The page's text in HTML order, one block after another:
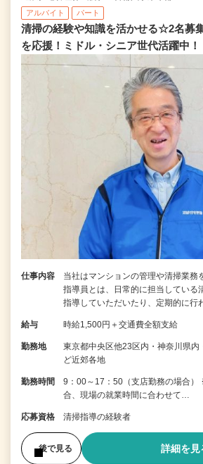
アルバイト パート
清掃の経験や知識を活かせる☆2名募
を応援！ミドル・シニア世代活躍中！
仕事内容
当社はマンションの管理や清掃業務
指導員とは、日常的に担当している
指導していただいたり、定期的に行
給与 時給1,500円＋交通費全額支給
勤務地
東京都中央区他23区内・神奈川県内
ど近郊各地
勤務時間
9：00～17：50（支店勤務の場合
合、現場の就業時間に合わせて…
応募資格 清掃指導の経験者
後で見る 詳細を見